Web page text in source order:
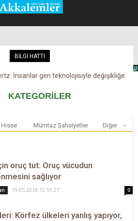
BİLGİ HATTI
İnsanlar gen teknolojisiyle değişikliğe
19 aşısı, devşirme ve kobay!
KATEGORİLER
Hisse Mümtaz Şahsiyetler Diğer
oruç tut: Oruç vücudun
sağlıyor
19.05.2018 12:51:27 0
Körfez ülkeleri yanlış yapıyor,